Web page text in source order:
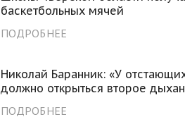
баскетбольных мячей
ПОДРОБНЕЕ
Николай Баранник: «У
должно открыться второе
ПОДРОБНЕЕ